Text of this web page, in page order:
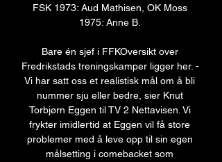
FSK 1973: Aud Mathisen, OK Moss
1975: Anne B.
Bare én sjef i FFKOversikt over
Fredrikstads treningskamper ligger her. -
Vi har satt oss et realistisk mål om å bli
nummer sju eller bedre, sier Knut
Torbjørn Eggen til TV 2 Nettavisen. Vi
frykter imidlertid at Eggen vil få store
problemer med å leve opp til sin egen
målsetting i comebacket som